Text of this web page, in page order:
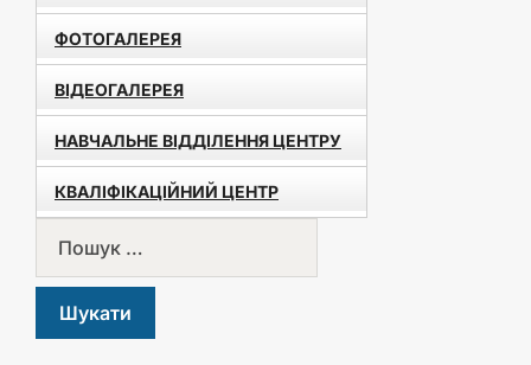
ФОТОГАЛЕРЕЯ
ВІДЕОГАЛЕРЕЯ
НАВЧАЛЬНЕ ВІДДІЛЕННЯ ЦЕНТРУ
КВАЛІФІКАЦІЙНИЙ ЦЕНТР